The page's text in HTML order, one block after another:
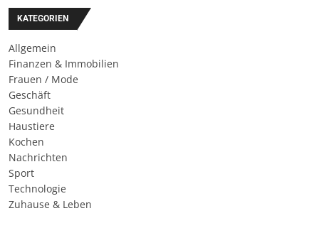
KATEGORIEN
Allgemein
Finanzen & Immobilien
Frauen / Mode
Geschäft
Gesundheit
Haustiere
Kochen
Nachrichten
Sport
Technologie
Zuhause & Leben